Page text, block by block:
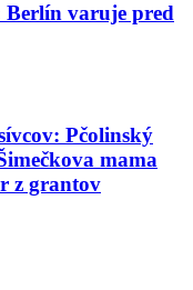
Berlín varuje pred
Pčolinský
mama
z grantov